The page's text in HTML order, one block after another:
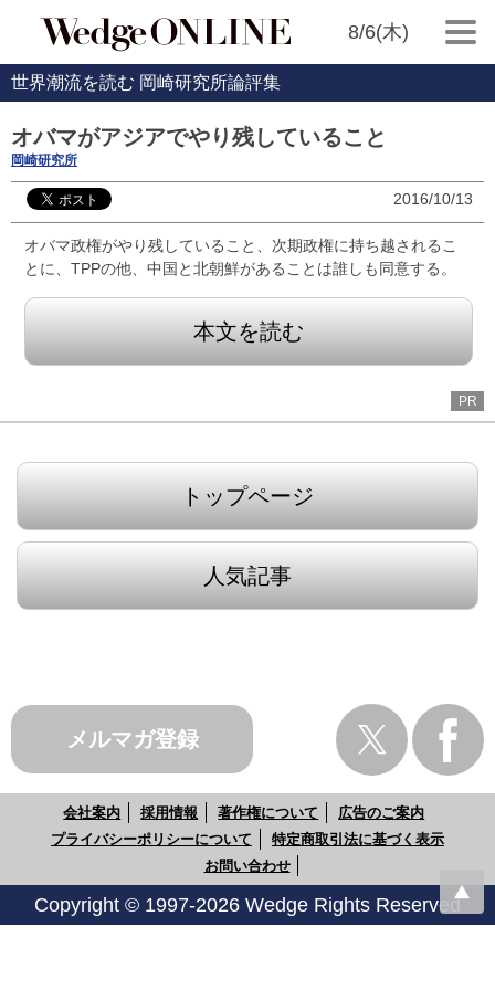
8/6(木)
世界潮流を読む 岡崎研究所論評集
オバマがアジアでやり残していること
岡崎研究所
2016/10/13
オバマ政権がやり残していること、次期政権に持ち越されるこ
とに、TPPの他、中国と北朝鮮があることは誰しも同意する。
本文を読む
PR
トップページ
人気記事
メルマガ登録
会社案内 採用情報 著作権について
広告のご案内
プライバシーポリシーについて
特定商取引法に基づく表示
お問い合わせ
Copyright © 1997-2026 Wedge Rights Reserved